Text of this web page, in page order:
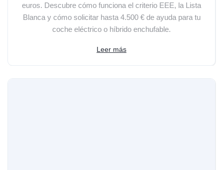
euros. Descubre cómo funciona el criterio EEE, la Lista
Blanca y cómo solicitar hasta 4.500 € de ayuda para tu
coche eléctrico o híbrido enchufable.
Leer más